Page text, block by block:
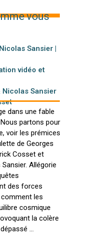
vous
Sansier |
vidéo et
Sansier
du cinéma, ce
dans une fable
partons pour
voir les prémices
de Georges
Cosset et
Allégorie
des forces
les
cosmique
la colère
…